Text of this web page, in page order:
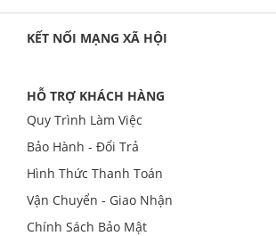
KẾT NỐI MẠNG XÃ HỘI
HỖ TRỢ KHÁCH HÀNG
Quy Trình Làm Việc
Bảo Hành - Đổi Trả
Hình Thức Thanh Toán
Vận Chuyển - Giao Nhận
Chính Sách Bảo Mật